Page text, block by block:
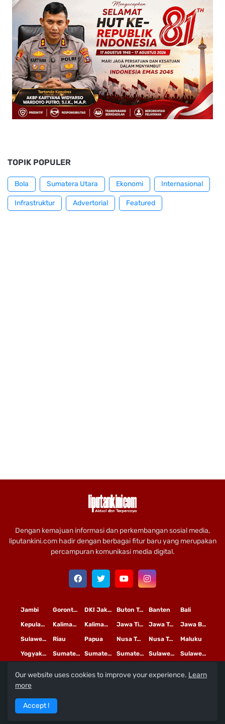
TOPIK POPULER
Bola Sumatera Utara Ekonomi Internasional
Infrastruktur Advertorial Featured
Dengan kemajuan informasi dan perkembangan sosial media,
liputankini.com hadir dengan berbagai fitur baru yang merupakan
percampuran komunikasi media digital.
Bali
Banten
Buton Tengah
DKI Jakarta
Gorontalo
Jambi
Jawa Barat
Jawa Tengah
Jawa Timur
Kalimantan Tengah
Kalimantan Timur
Kepulauan Riau
Maluku
Nusa Tenggara Barat
Nusa Tenggara Timur
Papua
Riau
Sulawesi Selatan
Sulawesi Tengah
Sulawesi Utara
Sumatera Barat
Sumatera Selatan
Sumatera Utara
Yogyakarta
Copyright© 2020 PTLiputan Kini Mediatama
Redaksi Pedoman Media Siber
Our website uses cookies to improve your experience. Learn
more
Accept !